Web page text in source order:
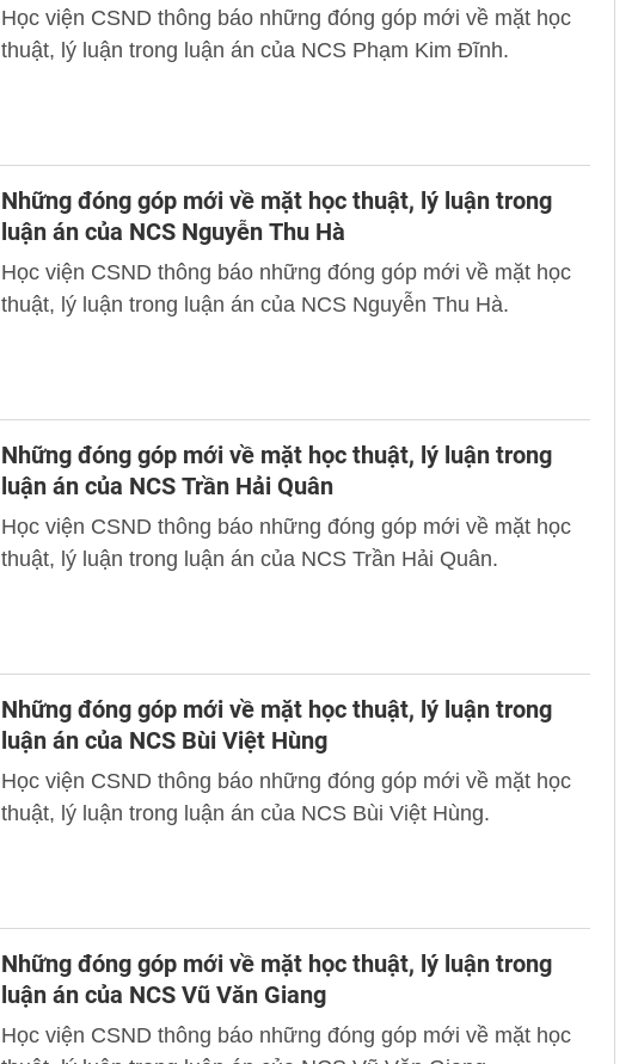
Học viện CSND thông báo những đóng góp mới về mặt học
thuật, lý luận trong luận án của NCS Phạm Kim Đĩnh.
Những đóng góp mới về mặt học thuật, lý luận trong
luận án của NCS Nguyễn Thu Hà
Học viện CSND thông báo những đóng góp mới về mặt học
thuật, lý luận trong luận án của NCS Nguyễn Thu Hà.
Những đóng góp mới về mặt học thuật, lý luận trong
luận án của NCS Trần Hải Quân
Học viện CSND thông báo những đóng góp mới về mặt học
thuật, lý luận trong luận án của NCS Trần Hải Quân.
Những đóng góp mới về mặt học thuật, lý luận trong
luận án của NCS Bùi Việt Hùng
Học viện CSND thông báo những đóng góp mới về mặt học
thuật, lý luận trong luận án của NCS Bùi Việt Hùng.
Những đóng góp mới về mặt học thuật, lý luận trong
luận án của NCS Vũ Văn Giang
Học viện CSND thông báo những đóng góp mới về mặt học